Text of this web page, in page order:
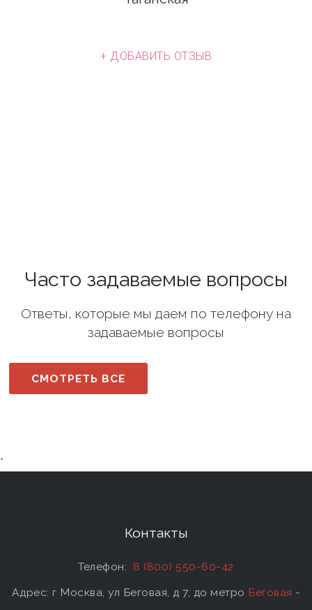
+ ДОБАВИТЬ ОТЗЫВ
Часто задаваемые вопросы
Ответы, которые мы даем по телефону на
задаваемые вопросы
СМОТРЕТЬ ВСЕ
`
Контакты
Телефон: 8 (800) 550-60-42
Адрес: г Москва, ул Беговая, д 7, до метро Беговая -